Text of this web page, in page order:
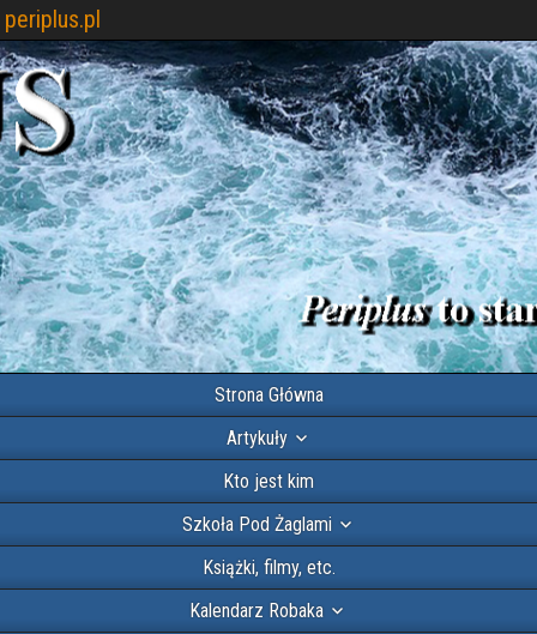
periplus.pl
Strona Główna
Artykuły
Kto jest kim
Szkoła Pod Żaglami
Książki, filmy, etc.
Kalendarz Robaka